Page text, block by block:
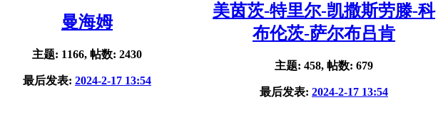
曼海姆
主题: 1166, 帖数: 2430
最后发表: 2024-2-17 13:54
美茵茨-特里尔-凯撒斯劳滕-科
布伦茨-萨尔布吕肯
主题: 458, 帖数: 679
最后发表: 2024-2-17 13:54